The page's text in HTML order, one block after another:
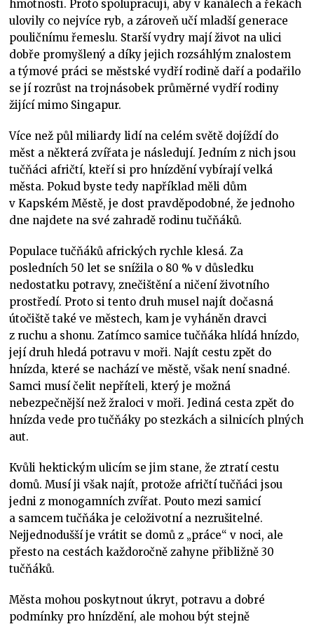
hmotnosti. Proto spolupracují, aby v kanálech a řekách
ulovily co nejvíce ryb, a zároveň učí mladší generace
pouličnímu řemeslu. Starší vydry mají život na ulici
dobře promyšlený a díky jejich rozsáhlým znalostem
a týmové práci se městské vydří rodině daří a podařilo
se jí rozrůst na trojnásobek průměrné vydří rodiny
žijící mimo Singapur.
Více než půl miliardy lidí na celém světě dojíždí do
měst a některá zvířata je následují. Jedním z nich jsou
tučňáci afričtí, kteří si pro hnízdění vybírají velká
města. Pokud byste tedy například měli dům
v Kapském Městě, je dost pravděpodobné, že jednoho
dne najdete na své zahradě rodinu tučňáků.
Populace tučňáků afrických rychle klesá. Za
posledních 50 let se snížila o 80 % v důsledku
nedostatku potravy, znečištění a ničení životního
prostředí. Proto si tento druh musel najít dočasná
útočiště také ve městech, kam je vyháněn dravci
z ruchu a shonu. Zatímco samice tučňáka hlídá hnízdo,
její druh hledá potravu v moři. Najít cestu zpět do
hnízda, které se nachází ve městě, však není snadné.
Samci musí čelit nepříteli, který je možná
nebezpečnější než žraloci v moři. Jediná cesta zpět do
hnízda vede pro tučňáky po stezkách a silnicích plných
aut.
Kvůli hektickým ulicím se jim stane, že ztratí cestu
domů. Musí ji však najít, protože afričtí tučňáci jsou
jedni z monogamních zvířat. Pouto mezi samicí
a samcem tučňáka je celoživotní a nezrušitelné.
Nejjednodušší je vrátit se domů z „práce“ v noci, ale
přesto na cestách každoročně zahyne přibližně 30
tučňáků.
Města mohou poskytnout úkryt, potravu a dobré
podmínky pro hnízdění, ale mohou být stejně